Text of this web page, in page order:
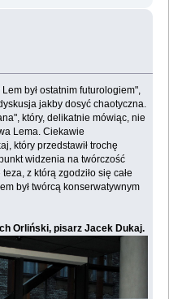
był ostatnim futurologiem",
jakby dosyć chaotyczna.
który, delikatnie mówiąc, nie
Lema. Ciekawie
który przedstawił trochę
widzenia na twórczość
z którą zgodziło się całe
był twórcą konserwatywnym
Orliński, pisarz Jacek Dukaj.